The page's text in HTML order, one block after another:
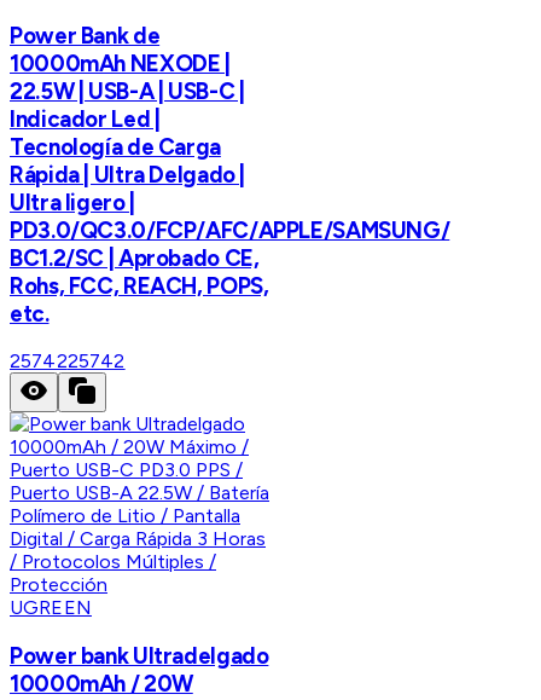
Power Bank de
10000mAh NEXODE |
22.5W | USB-A | USB-C |
Indicador Led |
Tecnología de Carga
Rápida | Ultra Delgado |
Ultra ligero |
PD3.0/QC3.0/FCP/AFC/APPLE/SAMSUNG/
BC1.2/SC | Aprobado CE,
Rohs, FCC, REACH, POPS,
etc.
2574225742
UGREEN
Power bank Ultradelgado
10000mAh / 20W